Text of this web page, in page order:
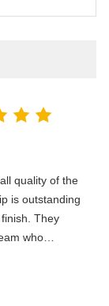
quality of the
is outstanding
They
who
Great
process,
is a